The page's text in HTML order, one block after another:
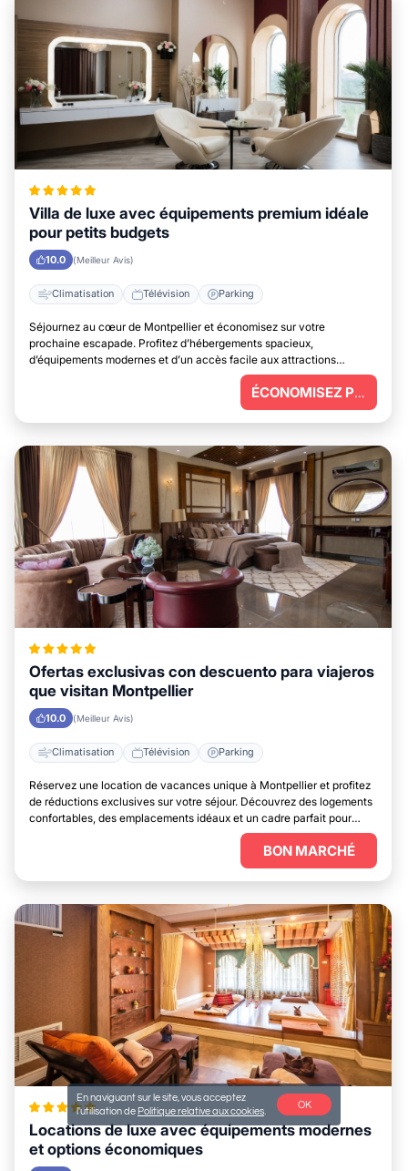
Villa de luxe avec équipements premium idéale
pour petits budgets
10.0 (Meilleur Avis)
Climatisation Télévision Parking
Séjournez au cœur de Montpellier et économisez sur votre
prochaine escapade. Profitez d’hébergements spacieux,
d’équipements modernes et d’un accès facile aux attractions
ÉCONOMISEZ PLUS
Ofertas exclusivas con descuento para viajeros
que visitan Montpellier
10.0 (Meilleur Avis)
Climatisation Télévision Parking
Réservez une location de vacances unique à Montpellier et profitez
de réductions exclusives sur votre séjour. Découvrez des logements
confortables, des emplacements idéaux et un cadre parfait pour
BON MARCHÉ
Locations de luxe avec équipements modernes
et options économiques
En naviguant sur le site, vous acceptez
l'utilisation de Politique relative aux cookies
OK